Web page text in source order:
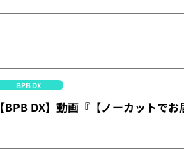
BPB DX
【BPB DX】動画『【ノーカットで